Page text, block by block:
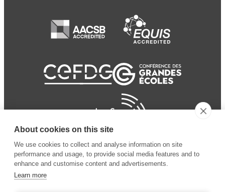
About cookies on this site
We use cookies to collect and analyse information on site
performance and usage, to provide social media features and to
enhance and customise content and advertisements.
Learn more